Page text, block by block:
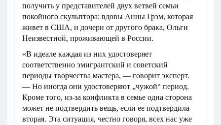
получить у представителей двух ветвей семьи
покойного скульптора: вдовы Анны Грэм, которая
живет в США, и дочери от другого брака, Ольги
Неизвестной, проживающей в России.
«В идеале каждая из них удостоверяет
соответственно эмигрантский и советский
периоды творчества мастера, — говорит эксперт.
— Но иногда они удостоверяют „чужой“ период.
Кроме того, из-за конфликта в семье одна сторона
может не подтвердить вещь, если ее подтвердила
вторая. Эта ситуация, честно говоря, всех нас уже